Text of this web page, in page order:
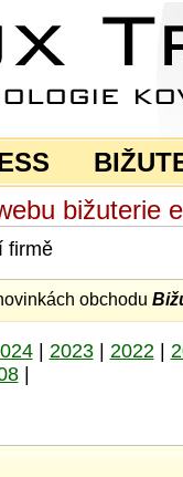
bižuterie
firmě
obchodu
| 2023| 2022|
|